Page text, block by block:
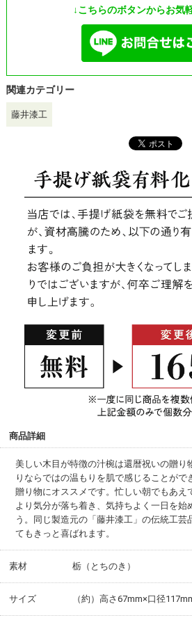
↓こちらのボタンからお気
関連カテゴリー
藤井漆工
商品詳細
美しい木目が特徴の汁椀は還暦祝いの贈り
りならではの温もりを肌で感じることがで
贈り物にオススメです。忙しい朝でもあえ
より気分が落ち着き、気持ちよく一日を始
う。同じ製造元の「藤井漆工」の伝統工芸
てもきっと喜ばれます。
素材 栃（とちのき）
サイズ （約）高さ67mm×口径